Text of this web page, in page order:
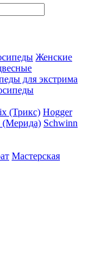
Женские
для экстрима
(Трикс) Hogger
(Мерида) Schwinn
Мастерская